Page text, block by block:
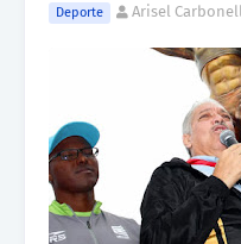
Deporte Arisel